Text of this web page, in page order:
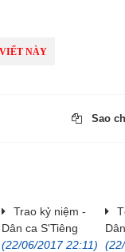
NÀY
Sao
Trao kỷ niệm -
Dân ca S'Tiêng
(22/06/2017 22:11)